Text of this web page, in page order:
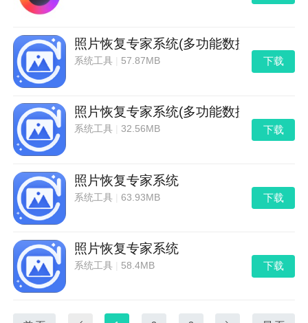
照片恢复专家系统(多功能数据恢复工具
系统工具 57.87MB 下载
照片恢复专家系统(多功能数据恢复工具
系统工具 |32.56MB 下载
照片恢复专家系统
系统工具 |63.93MB 下载
照片恢复专家系统
系统工具 58.4MB 下载